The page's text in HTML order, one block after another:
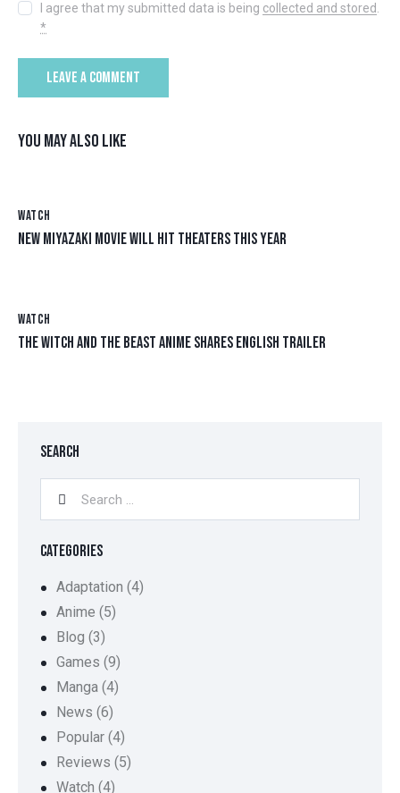
I agree that my submitted data is being collected and stored
*
YOU MAY ALSO LIKE
WATCH
NEW MIYAZAKI MOVIE WILL HIT THEATERS THIS YEAR
WATCH
THE WITCH AND THE BEAST ANIME SHARES ENGLISH TRAILER
SEARCH
CATEGORIES
Adaptation (4)
Anime (5)
Blog (3)
Games (9)
Manga (4)
News (6)
Popular (4)
Reviews (5)
Watch (4)